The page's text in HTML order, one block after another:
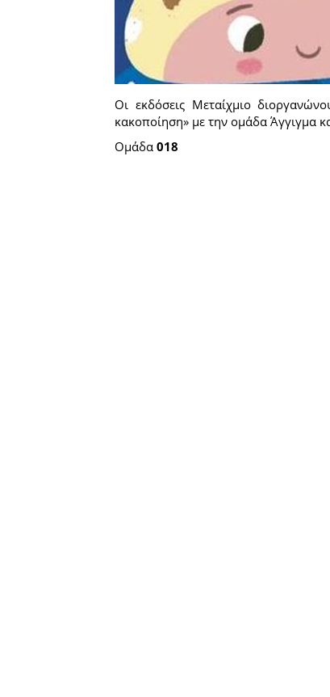
Οι εκδόσεις Μεταίχμιο
κακοποίηση» με την ομάδα Άγγιγμα
Ομάδα 018